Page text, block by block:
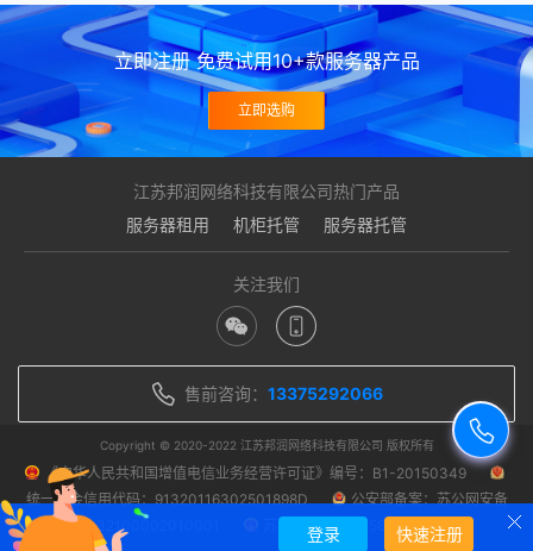
立即注册 免费试用10+款服务器产品
立即选购
登录 快速注册
江苏邦润网络科技有限公司热门产品
服务器租用
机柜托管 服务器托管
关注我们
售前咨询： 13375292066
Copyright © 2020-2022 江苏邦润网络科技有限公司 版权所有
《中华人民共和国增值电信业务经营许可证》编号：B1-20150349
统一社会信用代码：91320116302501898D
公安部备案：苏公网安备
32100002010001
苏ICP备14048458号-1